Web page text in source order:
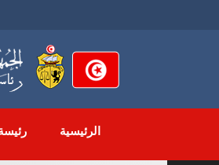
الرئيسية